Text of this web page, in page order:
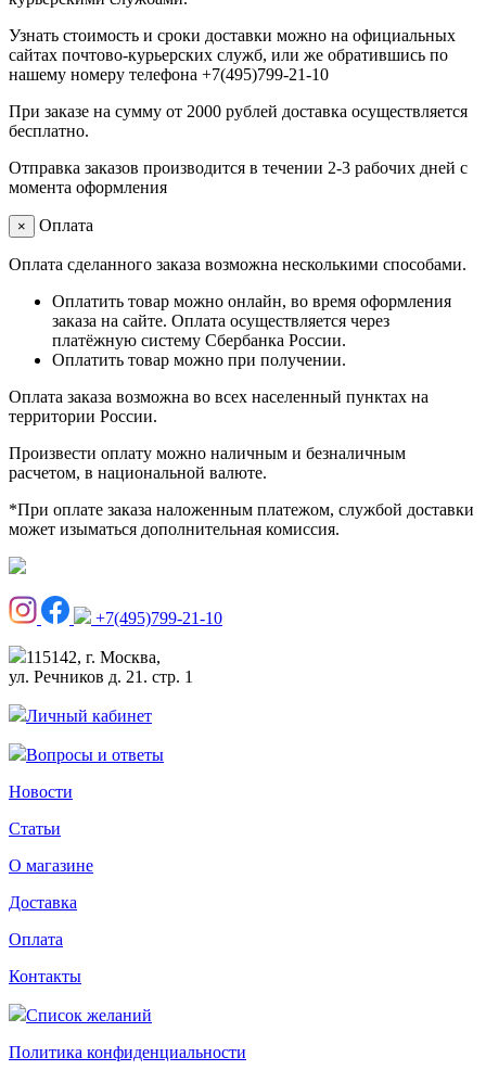
Узнать стоимость и сроки доставки можно на официальных
сайтах почтово-курьерских служб, или же обратившись по
нашему номеру телефона +7(495)799-21-10
При заказе на сумму от 2000 рублей доставка осуществляется
бесплатно.
Отправка заказов производится в течении 2-3 рабочих дней с
момента оформления
× Оплата
Оплата сделанного заказа возможна несколькими способами.
Оплатить товар можно онлайн, во время оформления
заказа на сайте. Оплата осуществляется через
платёжную систему Сбербанка России.
Оплатить товар можно при получении.
Оплата заказа возможна во всех населенный пунктах на
территории России.
Произвести оплату можно наличным и безналичным
расчетом, в национальной валюте.
*При оплате заказа наложенным платежом, службой доставки
может изыматься дополнительная комиссия.
+7(495)799-21-10
115142, г. Москва,
ул. Речников д. 21. стр. 1
Личный кабинет
Вопросы и ответы
Новости
Статьи
О магазине
Доставка
Оплата
Контакты
Список желаний
Политика конфиденциальности